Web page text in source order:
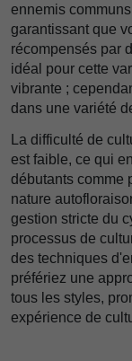
ennemis
garantissant que
récompensés par
idéal pour cette
vibrante ;
dans une variété
La difficulté de
est faible, ce qui
débutants comme
nature
gestion stricte du
processus de
des techniques
préfériez une
tous les styles,
expérience de